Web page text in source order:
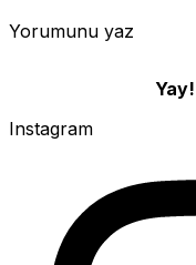
Yorumunu yaz
Instagram